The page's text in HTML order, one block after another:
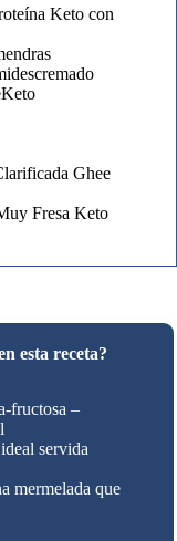
Keto con
Ghee
Fresa Keto
esta receta?
fructosa –
servida
mermelada que